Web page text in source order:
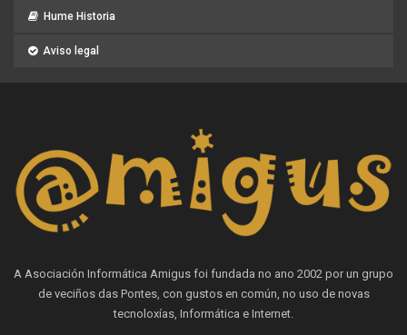
Hume Historia
Aviso legal
A Asociación Informática Amigus foi fundada no ano 2002 por un grupo
de veciños das Pontes, con gustos en común, no uso de novas
tecnoloxías, Informática e Internet.